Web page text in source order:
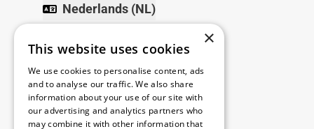
Nederlands (NL)
Volg ons
Facebook
LinkedInYouTubeInstagram
Vimeo
Copyright © 2026
×
This website uses cookies
We use cookies to personalise content, ads
and to analyse our traffic. We also share
information about your use of our site with
our advertising and analytics partners who
may combine it with other information that